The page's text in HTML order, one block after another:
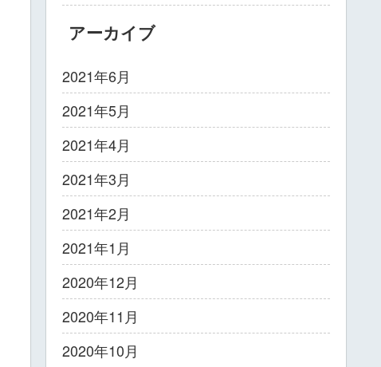
アーカイブ
2021年6月
2021年5月
2021年4月
2021年3月
2021年2月
2021年1月
2020年12月
2020年11月
2020年10月